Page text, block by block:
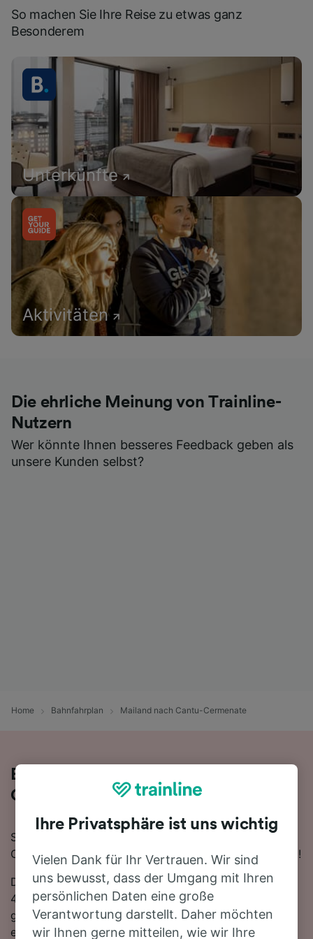
So machen Sie Ihre Reise zu etwas ganz
Besonderem
Unterkünfte
Aktivitäten
Die ehrliche Meinung von Trainline-
Nutzern
Wer könnte Ihnen besseres Feedback geben als
unsere Kunden selbst?
Home Bahnfahrplan Mailand nach Cantu-Cermenate
Bequem von Mailand nach Cantu-
Cermenate - nehmen Sie den Zug!
Sie wollen mit dem Zug von Mailand nach Cantu-
Cermenate reisen? Dann sind Sie bei uns genau richtig!
Die Fahrtzeit beträgt mit der schnellsten Verbindung
41 Minuten. Auf der 28 km langen Strecke fahren für
gewöhnlich 54 Züge am Tag. Es ist kein Umsteigen
erforderlich, da ab Cantu-Cermenate
Ihre Privatsphäre ist uns wichtig
Vielen Dank für Ihr Vertrauen. Wir sind
uns bewusst, dass der Umgang mit Ihren
persönlichen Daten eine große
Verantwortung darstellt. Daher möchten
wir Ihnen gerne mitteilen, wie wir Ihre